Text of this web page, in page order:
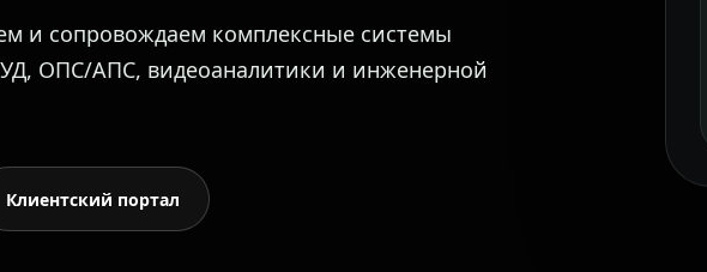
и сопровождаем комплексные системы
ОПС/АПС, видеоаналитики и инженерной
Клиентский портал